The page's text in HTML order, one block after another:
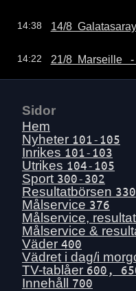
14:38 14/8
14:22 21/8  Marseille
Sidor
Hem
Nyheter 101-105
Inrikes 101-103
Utrikes 104-105
Sport 300-302
Resultatbörsen 330
Målservice 376
Målservice, resultat
Målservice &
Väder 400
Vädret i dag/i
TV-tablåer 600,
Innehåll 700